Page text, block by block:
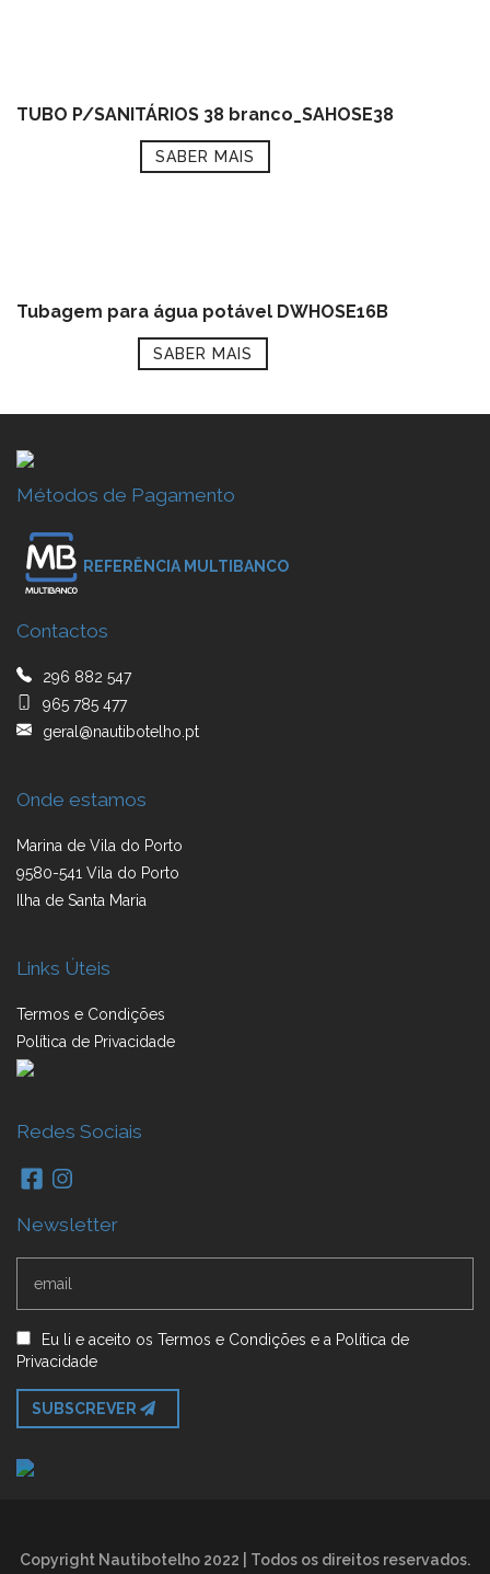
TUBO P/SANITÁRIOS 38 branco_SAHOSE38
SABER MAIS
Tubagem para água potável DWHOSE16B
SABER MAIS
Métodos de Pagamento
REFERÊNCIA MULTIBANCO
Contactos
296 882 547
965 785 477
geral@nautibotelho.pt
Onde estamos
Marina de Vila do Porto
9580-541 Vila do Porto
Ilha de Santa Maria
Links Úteis
Termos e Condições
Política de Privacidade
Redes Sociais
Newsletter
Eu li e aceito os Termos e Condições e a Política de
Privacidade
SUBSCREVER
Copyright Nautibotelho 2022 | Todos os direitos reservados.